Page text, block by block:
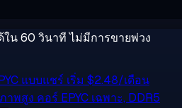
ใน 60 วินาที ไม่มีการขายพ่วง
แบบแชร์ เริ่ม $2.48/เดือน
าพสูง คอร์ EPYC เฉพาะ, DDR5